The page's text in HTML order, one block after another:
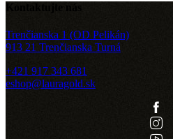
Kontaktujte nás
Trenčianska 1 (OD Pelikán)
913 21 Trenčianska Turná
+421 917 343 681
eshop@lauragold.sk